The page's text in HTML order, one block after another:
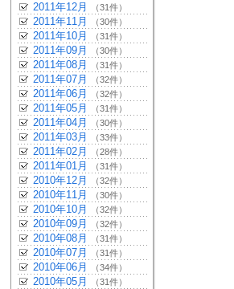
2011年12月 （31件）
2011年11月 （30件）
2011年10月 （31件）
2011年09月 （30件）
2011年08月 （31件）
2011年07月 （32件）
2011年06月 （32件）
2011年05月 （31件）
2011年04月 （30件）
2011年03月 （33件）
2011年02月 （28件）
2011年01月 （31件）
2010年12月 （32件）
2010年11月 （30件）
2010年10月 （32件）
2010年09月 （32件）
2010年08月 （31件）
2010年07月 （31件）
2010年06月 （34件）
2010年05月 （31件）